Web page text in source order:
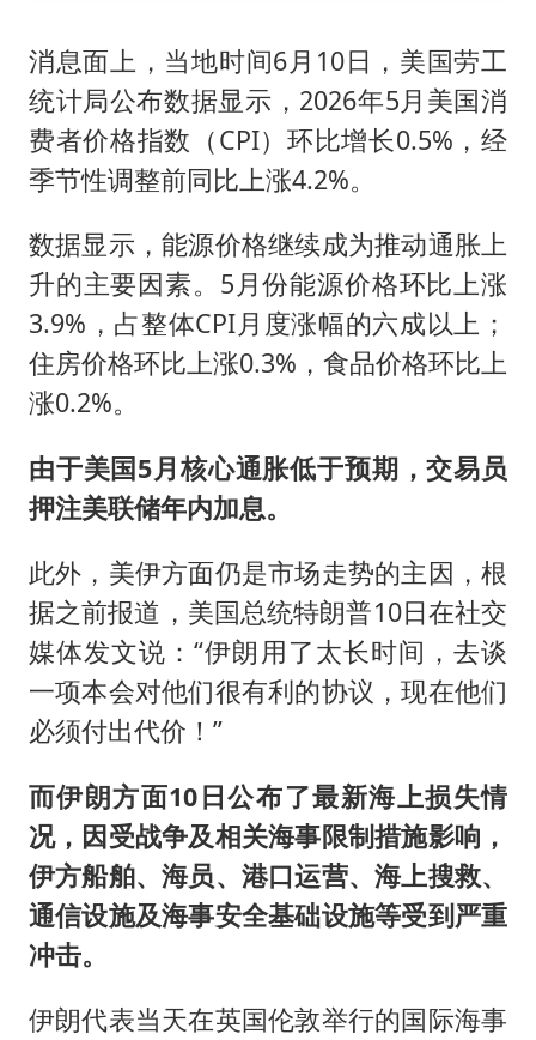
消息面上，当地时间6月10日，美国劳工
统计局公布数据显示，2026年5月美国消
费者价格指数（CPI）环比增长0.5%，经
季节性调整前同比上涨4.2%。
数据显示，能源价格继续成为推动通胀上
升的主要因素。5月份能源价格环比上涨
3.9%，占整体CPI月度涨幅的六成以上；
住房价格环比上涨0.3%，食品价格环比上
涨0.2%。
由于美国5月核心通胀低于预期，交易员
押注美联储年内加息。
此外，美伊方面仍是市场走势的主因，根
据之前报道，美国总统特朗普10日在社交
媒体发文说：“伊朗用了太长时间，去谈
一项本会对他们很有利的协议，现在他们
必须付出代价！”
而伊朗方面10日公布了最新海上损失情
况，因受战争及相关海事限制措施影响，
伊方船舶、海员、港口运营、海上搜救、
通信设施及海事安全基础设施等受到严重
冲击。
伊朗代表当天在英国伦敦举行的国际海事